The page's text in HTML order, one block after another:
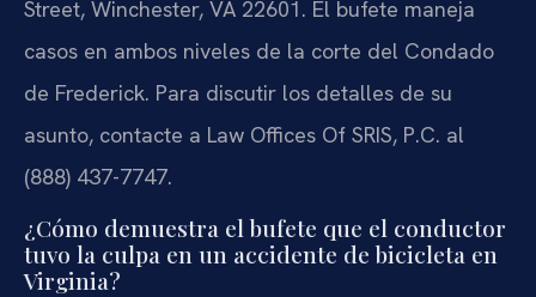
Street, Winchester, VA 22601. El bufete maneja
casos en ambos niveles de la corte del Condado
de Frederick. Para discutir los detalles de su
asunto, contacte a Law Offices Of SRIS, P.C. al
(888) 437-7747.
¿Cómo demuestra el bufete que el conductor
tuvo la culpa en un accidente de bicicleta en
Virginia?